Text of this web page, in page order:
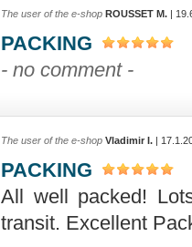
The user of the e-shop ROUSSET M. |
PACKING
- no comment -
The user of the e-shop Vladimir I. |
PACKING
All well packed!
transit. Excellent